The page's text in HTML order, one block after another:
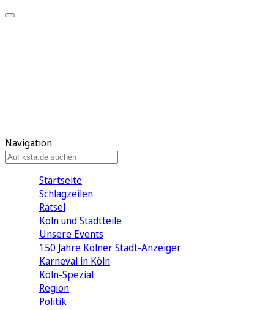
Navigation
Startseite
Schlagzeilen
Rätsel
Köln und Stadtteile
Unsere Events
150 Jahre Kölner Stadt-Anzeiger
Karneval in Köln
Köln-Spezial
Region
Politik